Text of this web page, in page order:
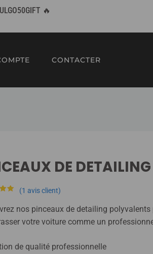
🔥
CONTACTER
DE DETAILING
sur
(1 avis client)
nos pinceaux de detailing polyvalents
votre voiture comme un
de qualité professionnelle